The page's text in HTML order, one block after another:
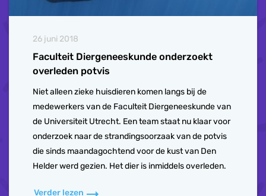
26 juni 2018
Faculteit Diergeneeskunde onderzoekt
overleden potvis
Niet alleen zieke huisdieren komen langs bij de
medewerkers van de Faculteit Diergeneeskunde van
de Universiteit Utrecht. Een team staat nu klaar voor
onderzoek naar de strandingsoorzaak van de potvis
die sinds maandagochtend voor de kust van Den
Helder werd gezien. Het dier is inmiddels overleden.
Verder lezen